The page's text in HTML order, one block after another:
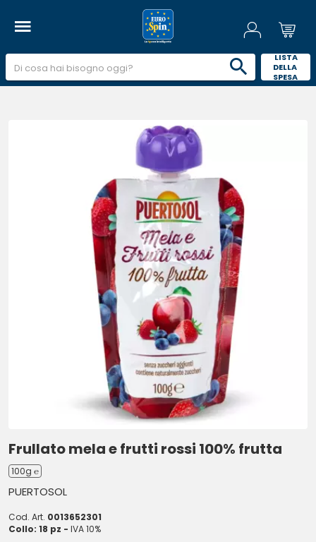
LISTA
DELLA
SPESA
Frullato mela e frutti rossi 100% frutta
100g ℮
PUERTOSOL
Cod. Art. 0013652301
Collo: 18 pz - IVA 10%